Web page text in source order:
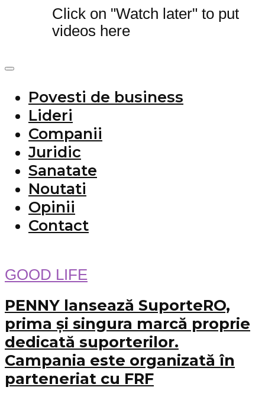
Click on "Watch later" to put
videos here
Povesti de business
Lideri
Companii
Juridic
Sanatate
Noutati
Opinii
Contact
GOOD LIFE
PENNY lansează SuporteRO,
prima și singura marcă proprie
dedicată suporterilor.
Campania este organizată în
parteneriat cu FRF